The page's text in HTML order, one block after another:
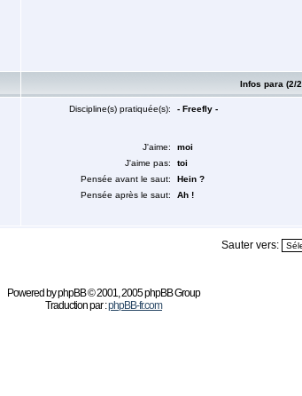
Infos para (2/
Discipline(s) pratiquée(s): - Freefly -
J'aime:
moi
J'aime pas:
toi
Pensée avant le saut:
Hein ?
Pensée après le saut:
Ah !
Sauter vers:
Powered byphpBB© 2001, 2005 phpBB Group
Traduction par :phpBB-fr.com